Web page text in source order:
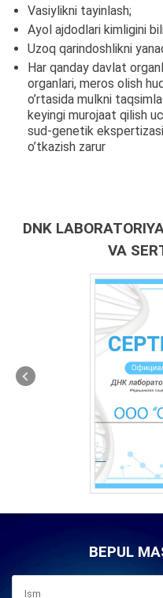
Vasiylikni tayinlash;
Ayol ajdodlari kimligini
Uzoq qarindoshlikni
Har qanday davlat
organlari, meros olish
o’rtasida mulkni
keyingi murojaat qilish
sud-genetik
o’tkazish zarur
DNK
VA
BEPUL